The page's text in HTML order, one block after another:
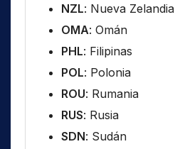
NZL: Nueva Zelandia
OMA: Omán
PHL: Filipinas
POL: Polonia
ROU: Rumania
RUS: Rusia
SDN: Sudán